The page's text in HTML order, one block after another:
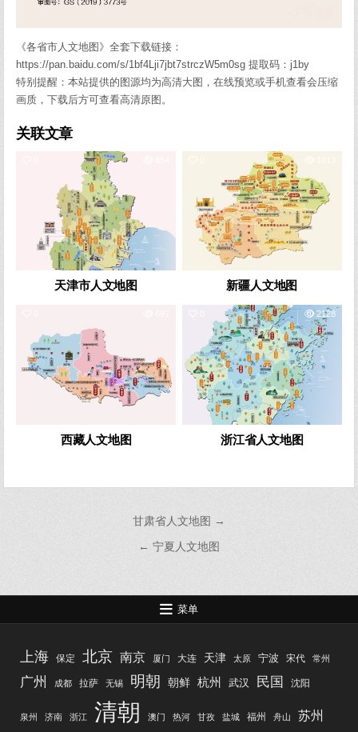
《各省市人文地图》全套下载链接：
https://pan.baidu.com/s/1bf4Lji7jbt7strczW5m0sg 提取码：j1by
特别提醒：本站提供的图源均为高清大图，在线预览或手机查看会压缩
画质，下载后方可查看高清原图。
关联文章
天津市人文地图 新疆人文地图
西藏人文地图
2128
浙江省人文地图
航
甘肃省人文地图 →
← 宁夏人文地图
菜单
上海 保定 北京 南京 厦门 大连 天津 太原 宁波 宋代 常州
广州 成都 拉萨 无锡 明朝 朝鲜 杭州 武汉 民国 沈阳
泉州 济南 浙江 清朝 澳门 热河 甘孜 盐城 福州 舟山 苏州